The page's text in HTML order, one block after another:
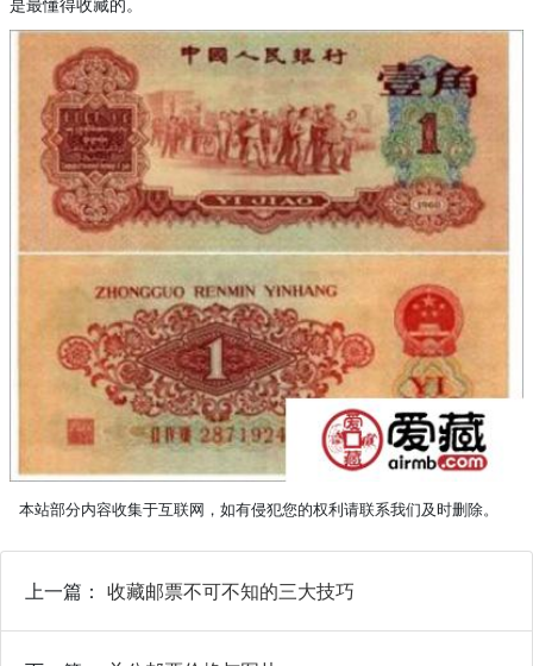
本站部分内容收集于互联网，如有侵犯您的权利请联系我们及时删除。
上一篇： 收藏邮票不可不知的三大技巧